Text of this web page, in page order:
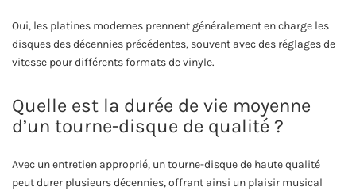
Oui, les platines modernes prennent généralement en charge les
disques des décennies précédentes, souvent avec des réglages de
vitesse pour différents formats de vinyle.
Quelle est la durée de vie moyenne
d’un tourne-disque de qualité ?
Avec un entretien approprié, un tourne-disque de haute qualité
peut durer plusieurs décennies, offrant ainsi un plaisir musical